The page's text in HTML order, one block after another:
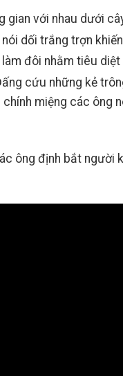
với nhau dưới
dối trắng trợn
đôi nhằm tiêu diệt
cứu những kẻ
miệng các ông
ông định bắt người